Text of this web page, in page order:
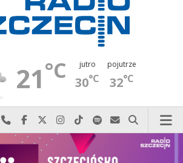
21°C jutro
30°C
pojutrze
32°C
Najlepiej po prostu do nas zadzwoń
Odwiedź nas na Facebook-u
Odwiedź nas na X
Odwiedź nas na Instagram-ie
Odwiedź nas na TikTok-u
Szukaj nas na Spotify
Wyślij do nas
Szukaj